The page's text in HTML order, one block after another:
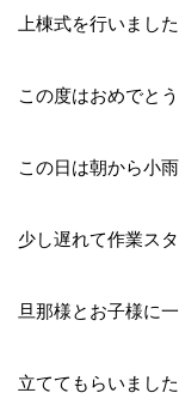
上棟式を行いました
この度はおめでと
この日は朝から小
少し遅れて作業スタ
旦那様とお子様に
立ててもらいまし